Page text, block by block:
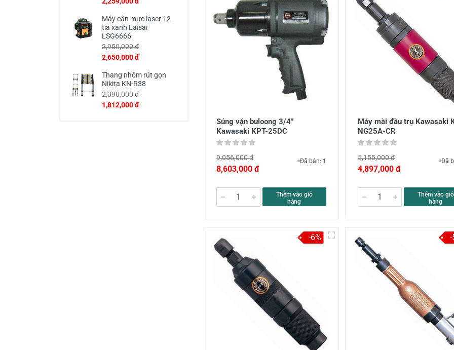
Máy cân mực laser 12
tia xanh Laisai
LSG6666
2,950,000 đ
2,650,000 đ
Thang nhôm rút gọn
Nikita KN-R38
2,390,000 đ
1,812,000 đ
Súng vặn buloong 3/4"
Kawasaki KPT-25DC
9,056,000 đ
8,603,000 đ
Đã bán: 1
Thêm vào giỏ
hàng
Máy mài đầu trụ Kawasaki
NG25A-CR
5,155,000 đ
4,897,000 đ
Đã
Thêm vào giỏ
hàng
-6% -